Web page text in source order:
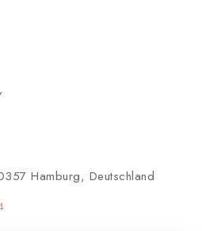
Hamburg, Deutschland